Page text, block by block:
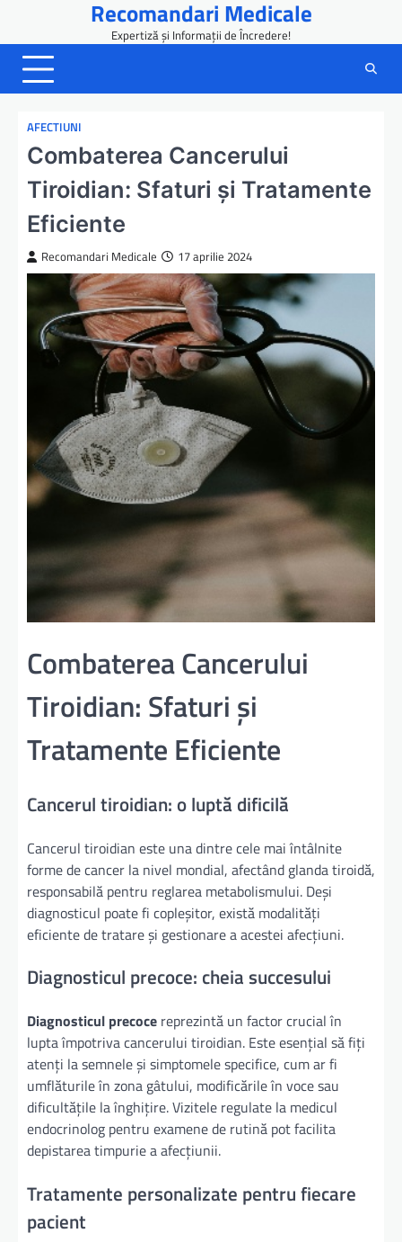
content
Recomandari Medicale
Expertiză și Informații de Încredere!
AFECTIUNI
Combaterea Cancerului
Tiroidian: Sfaturi și Tratamente
Eficiente
Recomandari Medicale 17 aprilie 2024
Combaterea Cancerului
Tiroidian: Sfaturi și
Tratamente Eficiente
Cancerul tiroidian: o luptă dificilă
Cancerul tiroidian este una dintre cele mai întâlnite
forme de cancer la nivel mondial, afectând glanda tiroidă,
responsabilă pentru reglarea metabolismului. Deși
diagnosticul poate fi copleșitor, există modalități
eficiente de tratare și gestionare a acestei afecțiuni.
Diagnosticul precoce: cheia succesului
Diagnosticul precoce reprezintă un factor crucial în
lupta împotriva cancerului tiroidian. Este esențial să fiți
atenți la semnele și simptomele specifice, cum ar fi
umflăturile în zona gâtului, modificările în voce sau
dificultățile la înghițire. Vizitele regulate la medicul
endocrinolog pentru examene de rutină pot facilita
depistarea timpurie a afecțiunii.
Tratamente personalizate pentru fiecare
pacient